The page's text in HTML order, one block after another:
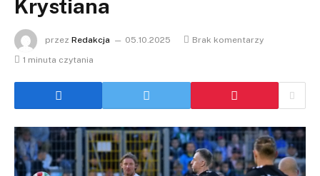
Krystiana
przez Redakcja 05.10.2025
Brak komentarzy
1 minuta czytania